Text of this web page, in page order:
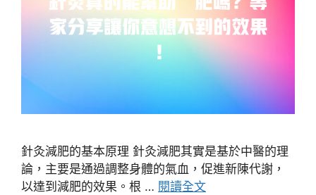
針灸減肥的基本原理 針灸減肥其實是基於中醫的理
論，主要是通過調整身體的氣血，促進新陳代謝，
以達到減肥的效果。根 … 閱讀全文